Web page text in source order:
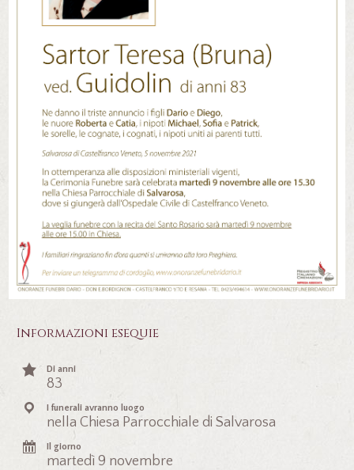
Informazioni esequie
Di anni
83
I funerali avranno luogo
nella Chiesa Parrocchiale di Salvarosa
Il giorno
martedì 9 novembre